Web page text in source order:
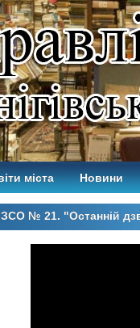
міста Новини
№ 21. "Останній